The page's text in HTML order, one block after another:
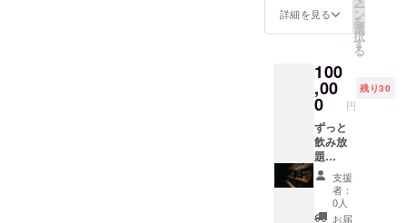
ただけ
ます。
(1回90
連れ様
は別。
詳細を見る ー
ン
を
選
択
す
る
100
,00
0 円
残り30
ずっと
飲み放
題
100,000
円 ※今
回のご
支援で
支援
者：
0人
お届